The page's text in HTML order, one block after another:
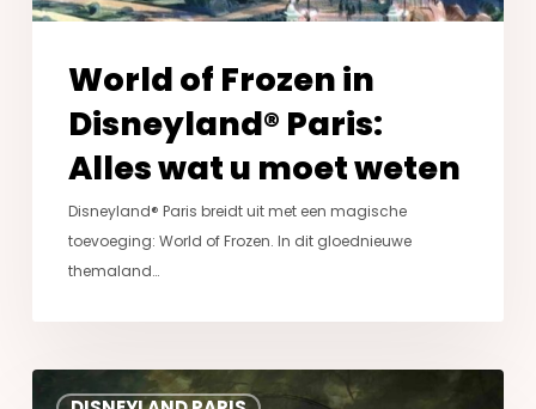
weten
World of Frozen in
Disneyland® Paris:
Alles wat u moet weten
Disneyland® Paris breidt uit met een magische
toevoeging: World of Frozen. In dit gloednieuwe
themaland…
La